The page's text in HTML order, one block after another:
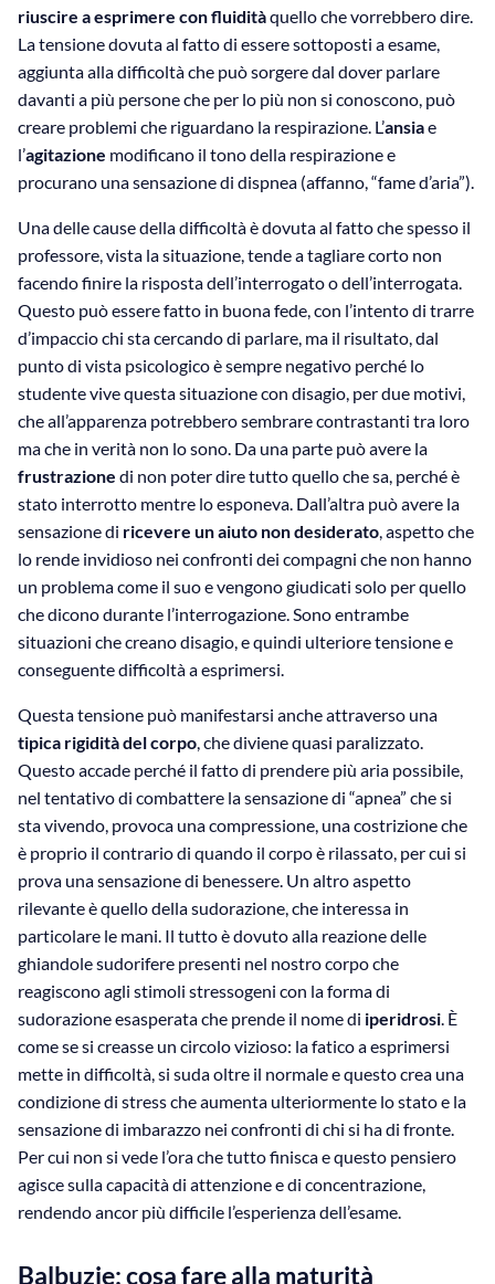
riuscire a esprimere con fluiditàquello che vorrebbero dire.
La tensione dovuta al fatto di essere sottoposti a esame,
aggiunta alla difficoltà che può sorgere dal dover parlare
davanti a più persone che per lo più non si conoscono, può
creare problemi che riguardano la respirazione. L’ansiae
l’agitazione modificano il tono della respirazione e
procurano una sensazione di dispnea (affanno, “fame d’aria”).
Una delle cause della difficoltà è dovuta al fatto che spesso il
professore, vista la situazione, tende a tagliare corto non
facendo finire la risposta dell’interrogato o dell’interrogata.
Questo può essere fatto in buona fede, con l’intento di trarre
d’impaccio chi sta cercando di parlare, ma il risultato, dal
punto di vista psicologico è sempre negativo perché lo
studente vive questa situazione con disagio, per due motivi,
che all’apparenza potrebbero sembrare contrastanti tra loro
ma che in verità non lo sono. Da una parte può avere la
frustrazione di non poter dire tutto quello che sa, perché è
stato interrotto mentre lo esponeva. Dall’altra può avere la
sensazione di ricevere un aiuto non desiderato , aspetto che
lo rende invidioso nei confronti dei compagni che non hanno
un problema come il suo e vengono giudicati solo per quello
che dicono durante l’interrogazione. Sono entrambe
situazioni che creano disagio, e quindi ulteriore tensione e
conseguente difficoltà a esprimersi.
Questa tensione può manifestarsi anche attraverso una
tipica rigidità del corpo , che diviene quasi paralizzato.
Questo accade perché il fatto di prendere più aria possibile,
nel tentativo di combattere la sensazione di “apnea” che si
sta vivendo, provoca una compressione, una costrizione che
è proprio il contrario di quando il corpo è rilassato, per cui si
prova una sensazione di benessere. Un altro aspetto
rilevante è quello della sudorazione, che interessa in
particolare le mani. Il tutto è dovuto alla reazione delle
ghiandole sudorifere presenti nel nostro corpo che
reagiscono agli stimoli stressogeni con la forma di
sudorazione esasperata che prende il nome di iperidrosi . È
come se si creasse un circolo vizioso: la fatico a esprimersi
mette in difficoltà, si suda oltre il normale e questo crea una
condizione di stress che aumenta ulteriormente lo stato e la
sensazione di imbarazzo nei confronti di chi si ha di fronte.
Per cui non si vede l’ora che tutto finisca e questo pensiero
agisce sulla capacità di attenzione e di concentrazione,
rendendo ancor più difficile l’esperienza dell’esame.
Balbuzie: cosa fare alla maturità